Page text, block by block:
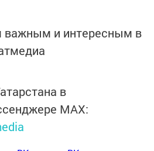
важным и интересным в
в
MАХ: